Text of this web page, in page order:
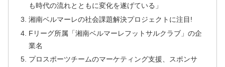
も時代の流れとともに変化を遂げている」
湘南ベルマーレの社会課題解決プロジェクトに注目!
Fリーグ所属「湘南ベルマーレフットサルクラブ」の企
業名
プロスポーツチームのマーケティング支援、スポンサ